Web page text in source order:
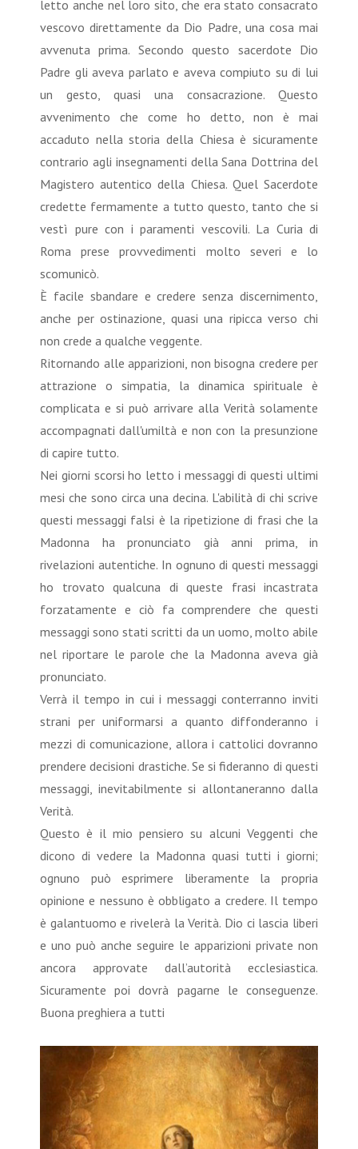
letto anche nel loro sito, che era stato consacrato
vescovo direttamente da Dio Padre, una cosa mai
avvenuta prima. Secondo questo sacerdote Dio
Padre gli aveva parlato e aveva compiuto su di lui
un gesto, quasi una consacrazione. Questo
avvenimento che come ho detto, non è mai
accaduto nella storia della Chiesa è sicuramente
contrario agli insegnamenti della Sana Dottrina del
Magistero autentico della Chiesa. Quel Sacerdote
credette fermamente a tutto questo, tanto che si
vestì pure con i paramenti vescovili. La Curia di
Roma prese provvedimenti molto severi e lo
scomunicò.
È facile sbandare e credere senza discernimento,
anche per ostinazione, quasi una ripicca verso chi
non crede a qualche veggente.
Ritornando alle apparizioni, non bisogna credere per
attrazione o simpatia, la dinamica spirituale è
complicata e si può arrivare alla Verità solamente
accompagnati dall'umiltà e non con la presunzione
di capire tutto.
Nei giorni scorsi ho letto i messaggi di questi ultimi
mesi che sono circa una decina. L'abilità di chi scrive
questi messaggi falsi è la ripetizione di frasi che la
Madonna ha pronunciato già anni prima, in
rivelazioni autentiche. In ognuno di questi messaggi
ho trovato qualcuna di queste frasi incastrata
forzatamente e ciò fa comprendere che questi
messaggi sono stati scritti da un uomo, molto abile
nel riportare le parole che la Madonna aveva già
pronunciato.
Verrà il tempo in cui i messaggi conterranno inviti
strani per uniformarsi a quanto diffonderanno i
mezzi di comunicazione, allora i cattolici dovranno
prendere decisioni drastiche. Se si fideranno di questi
messaggi, inevitabilmente si allontaneranno dalla
Verità.
Questo è il mio pensiero su alcuni Veggenti che
dicono di vedere la Madonna quasi tutti i giorni;
ognuno può esprimere liberamente la propria
opinione e nessuno è obbligato a credere. Il tempo
è galantuomo e rivelerà la Verità. Dio ci lascia liberi
e uno può anche seguire le apparizioni private non
ancora approvate dall’autorità ecclesiastica.
Sicuramente poi dovrà pagarne le conseguenze.
Buona preghiera a tutti